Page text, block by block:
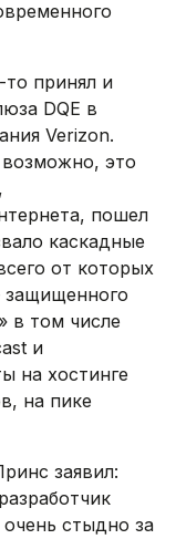
принял и
DQE в
Verizon.
это
пошел
каскадные
от которых
защищенного
в том числе
и
на хостинге
на пике
заявил:
стыдно за